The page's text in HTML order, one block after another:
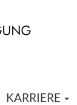
KARRIERE